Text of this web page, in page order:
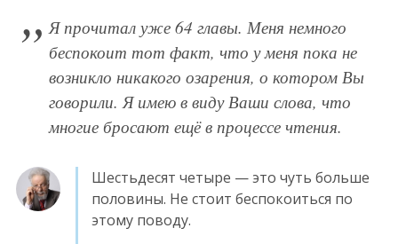
Я прочитал уже 64 главы. Меня немного
беспокоит тот факт, что у меня пока не
возникло никакого озарения, о котором Вы
говорили. Я имею в виду Ваши слова, что
многие бросают ещё в процессе чтения.
Шестьдесят четыре — это чуть больше
половины. Не стоит беспокоиться по
этому поводу.